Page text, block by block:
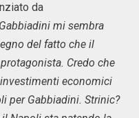
da
mi sembra
del fatto che il
Credo che
economici
per Gabbiadini. Strinic?